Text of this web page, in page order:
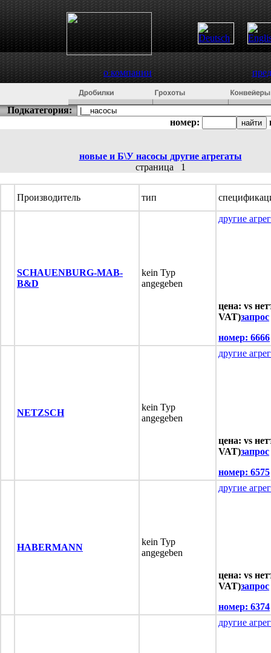
о компании
Подкатегория:
номер:
новые и Б\У насосы другие агрегаты
страница 1
Производитель тип
SCHAUENBURG-MAB-
B&D
kein Typ
angegeben
другие
цена: vs
VAT)запрос
номер: 6666
NETZSCH
kein Typ
angegeben
другие
цена: vs
VAT)запрос
номер: 6575
HABERMANN
kein Typ
angegeben
другие
цена: vs
VAT)запрос
номер: 6374
другие